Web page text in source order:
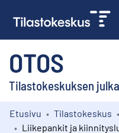
OTOS
Tilastokeskuksen
Kokoelmat
Etusivu Tilastokeskus